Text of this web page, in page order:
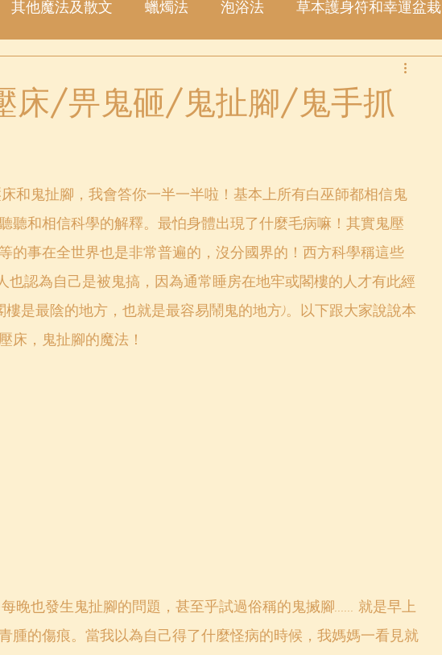
其他魔法及散文 蠟燭法 泡浴法 草本護身符和幸運盆栽
床/畀鬼砸/鬼扯腳/鬼手抓
聽和相信科學的解釋。最怕身體出現了什麼毛病嘛！其實鬼壓
的事在全世界也是非常普遍的，沒分國界的！西方科學稱這些
人也認為自己是被鬼搞，因為通常睡房在地牢或閣樓的人才有此經
是最陰的地方，也就是最容易鬧鬼的地方)。以下跟大家說說本
床，鬼扯腳的魔法！
腫的傷痕。當我以為自己得了什麼怪病的時候，我媽媽一看見就